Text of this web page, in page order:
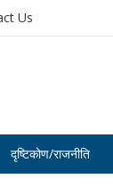
Us
दृष्टिकोण/राजनीति